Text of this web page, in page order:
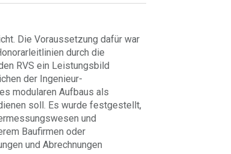
Die Voraussetzung dafür war
durch die
RVS ein Leistungsbild
der Ingenieur-
modularen Aufbaus als
soll. Es wurde festgestellt,
und
Baufirmen oder
und Abrechnungen